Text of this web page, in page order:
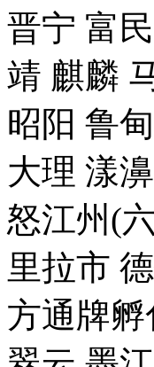
晋宁 富
靖 麒麟
昭阳 鲁
大理 漾
怒江州(
里拉市
方通牌